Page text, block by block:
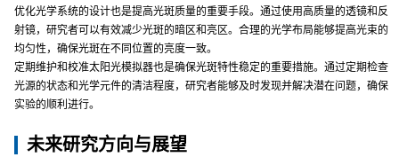
优化光学系统的设计也是提高光斑质量的重要手段。通过使用高质量的透镜和反
射镜，研究者可以有效减少光斑的暗区和亮区。合理的光学布局能够提高光束的
均匀性，确保光斑在不同位置的亮度一致。
定期维护和校准太阳光模拟器也是确保光斑特性稳定的重要措施。通过定期检查
光源的状态和光学元件的清洁程度，研究者能够及时发现并解决潜在问题，确保
实验的顺利进行。
未来研究方向与展望